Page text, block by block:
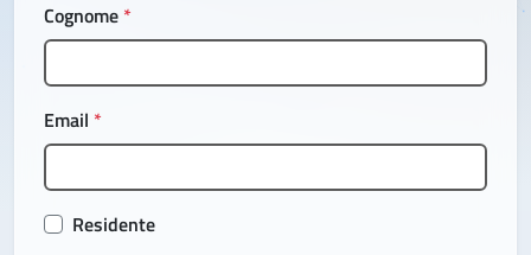
Cognome *
Email *
Residente